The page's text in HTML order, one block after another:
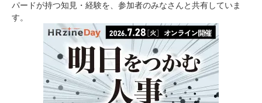
パードが持つ知見・経験を、参加者のみなさんと共有していま
す。